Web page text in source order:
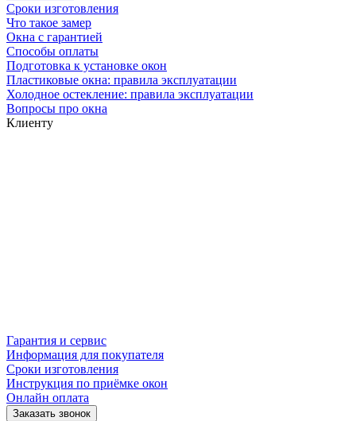
Сроки изготовления
Что такое замер
Окна с гарантией
Способы оплаты
Подготовка к установке окон
Пластиковые окна: правила эксплуатации
Холодное остекление: правила эксплуатации
Вопросы про окна
Клиенту
Гарантия и сервис
Информация для покупателя
Сроки изготовления
Инструкция по приёмке окон
Онлайн оплата
Заказать звонок